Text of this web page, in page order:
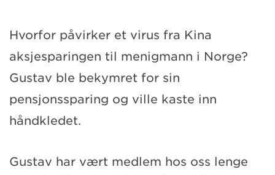
Hvorfor påvirker et virus fra Kina
aksjesparingen til menigmann i Norge?
Gustav ble bekymret for sin
pensjonssparing og ville kaste inn
håndkledet.
Gustav har vært medlem hos oss lenge